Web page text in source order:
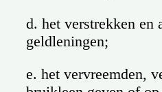
d. het verstrekken en
geldleningen;
e. het vervreemden,